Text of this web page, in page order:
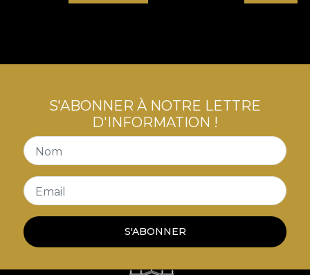
S'ABONNER À NOTRE LETTRE
D'INFORMATION !
Nom
Email
S'ABONNER